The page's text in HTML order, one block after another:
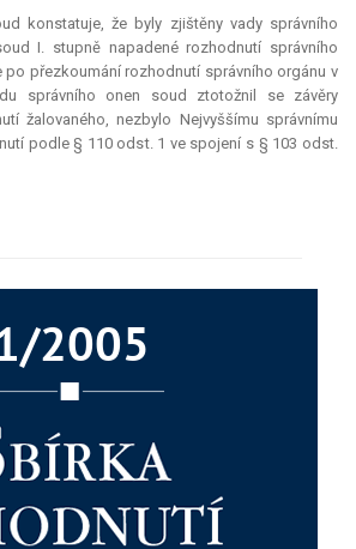
konstatuje, že byly zjištěny vady správního
I. stupně napadené rozhodnutí správního
po přezkoumání rozhodnutí správního orgánu v
správního onen soud ztotožnil se závěry
žalovaného, nezbylo Nejvyššímu správnímu
podle § 110 odst. 1 ve spojení s § 103 odst.